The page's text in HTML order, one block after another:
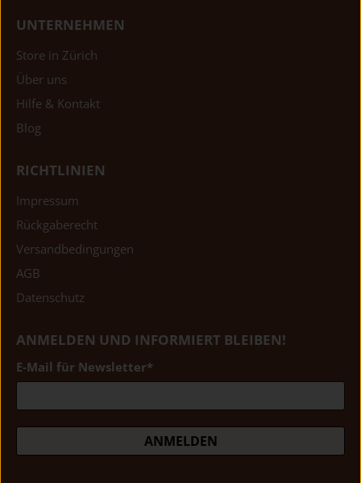
UNTERNEHMEN
Store in Zürich
Über uns
Hilfe & Kontakt
Blog
RICHTLINIEN
Impressum
Rückgaberecht
Versandbedingungen
AGB
Datenschutz
ANMELDEN UND INFORMIERT BLEIBEN!
E-Mail für Newsletter*
ANMELDEN